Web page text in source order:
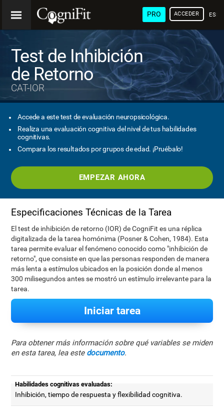
PRO ACCEDER
Test de Inhibición
de Retorno
CAT-IOR
Accede a este test de evaluación neuropsicológica.
Realiza una evaluación cognitiva del nivel de tus habilidades
cognitivas.
Compara los resultados por grupos de edad. ¡Pruébalo!
EMPEZAR AHORA
Especificaciones Técnicas de la Tarea
El test de inhibición de retorno (IOR) de CogniFit es una réplica
digitalizada de la tarea homónima (Posner & Cohen, 1984). Esta
tarea permite evaluar el fenómeno conocido como "inhibición de
retorno", que consiste en que las personas responden de manera
más lenta a estímulos ubicados en la posición donde al menos
300 milisegundos antes se mostró un estímulo irrelevante para la
tarea.
Iniciar tarea
Para obtener más información sobre qué variables se miden
en esta tarea, lea este documento.
Habilidades cognitivas evaluadas:
Inhibición, tiempo de respuesta y flexibilidad cognitiva.